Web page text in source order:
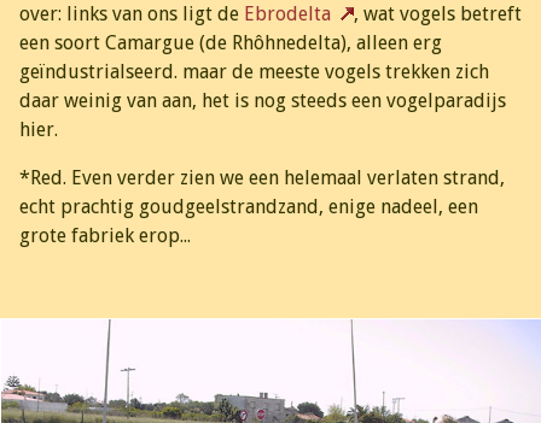
over: links van ons ligt de Ebrodelta
, wat vogels betreft
een soort Camargue (de Rhôhnedelta), alleen erg
geïndustrialseerd. maar de meeste vogels trekken zich
daar weinig van aan, het is nog steeds een vogelparadijs
hier.
*Red. Even verder zien we een helemaal verlaten strand,
echt prachtig goudgeelstrandzand, enige nadeel, een
grote fabriek erop...